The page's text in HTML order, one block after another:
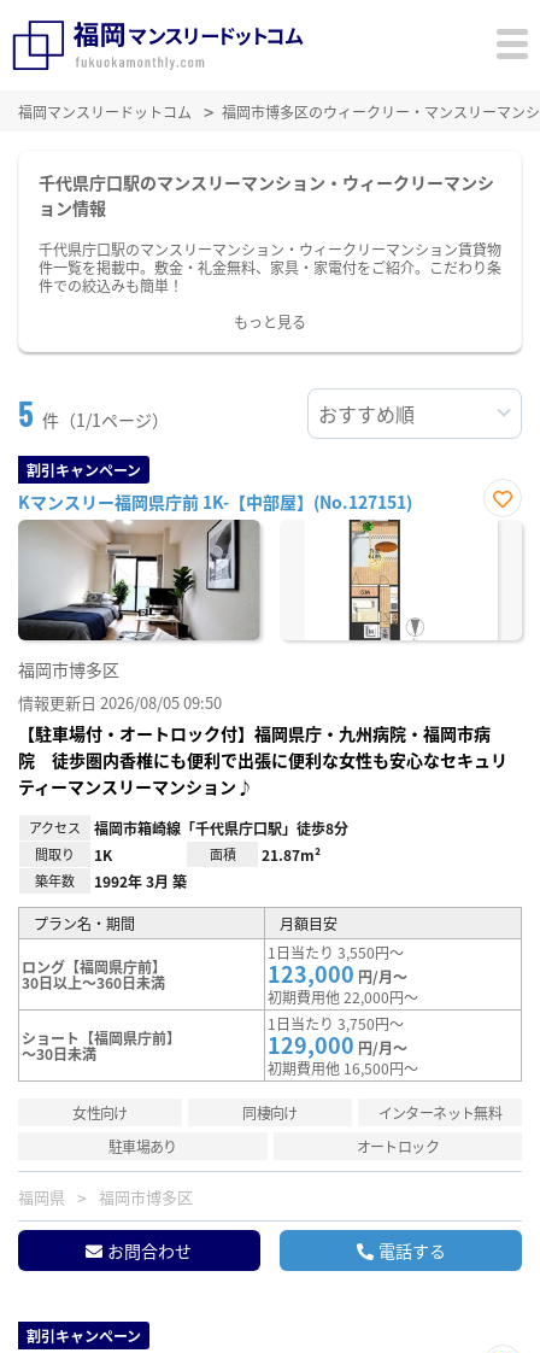
福岡マンスリードットコム 福岡市博多区のウィークリー・マンスリーマン
千代県庁口駅のマンスリーマンション・ウィークリーマンシ
ョン情報
千代県庁口駅のマンスリーマンション・ウィークリーマンション賃貸物
件一覧を掲載中。敷金・礼金無料、家具・家電付をご紹介。こだわり条
件での絞込みも簡単！
もっと見る
5 件（1/1ページ）
割引キャンペーン
Kマンスリー福岡県庁前 1K-【中部屋】(No.127151)
お気
福岡市博多区
情報更新日 2026/08/05 09:50
【駐車場付・オートロック付】福岡県庁・九州病院・福岡市病
院 徒歩圏内香椎にも便利で出張に便利な女性も安心なセキュリ
ティーマンスリーマンション♪
アクセス 福岡市箱崎線「千代県庁口駅」徒歩8分
間取り 1K 面積 21.87m²
築年数 1992年 3月 築
プラン名・期間 月額目安
ロング【福岡県庁前】
30日以上～360日未満
1日当たり 3,550円～
123,000 円/月～
初期費用他 22,000円～
ショート【福岡県庁前】
～30日未満
1日当たり 3,750円～
129,000 円/月～
初期費用他 16,500円～
女性向け 同棲向け
インターネット無料
駐車場あり
オートロック
福岡県 福岡市博多区
お問合わせ 電話する
割引キャンペーン